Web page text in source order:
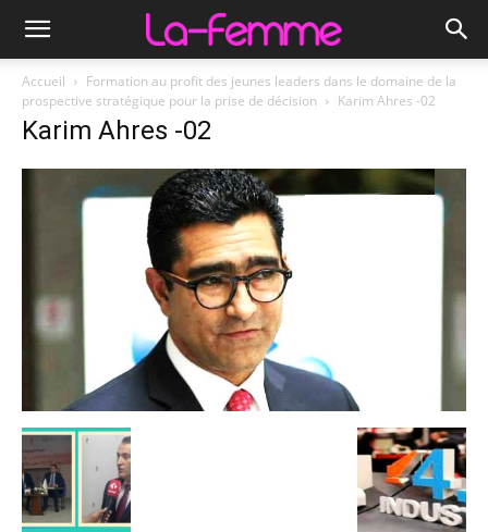
Accueil
Formation au profit des jeunes leaders dans le domaine de la
prospective stratégique pour la prise de décision
Karim Ahres -02
Karim Ahres -02